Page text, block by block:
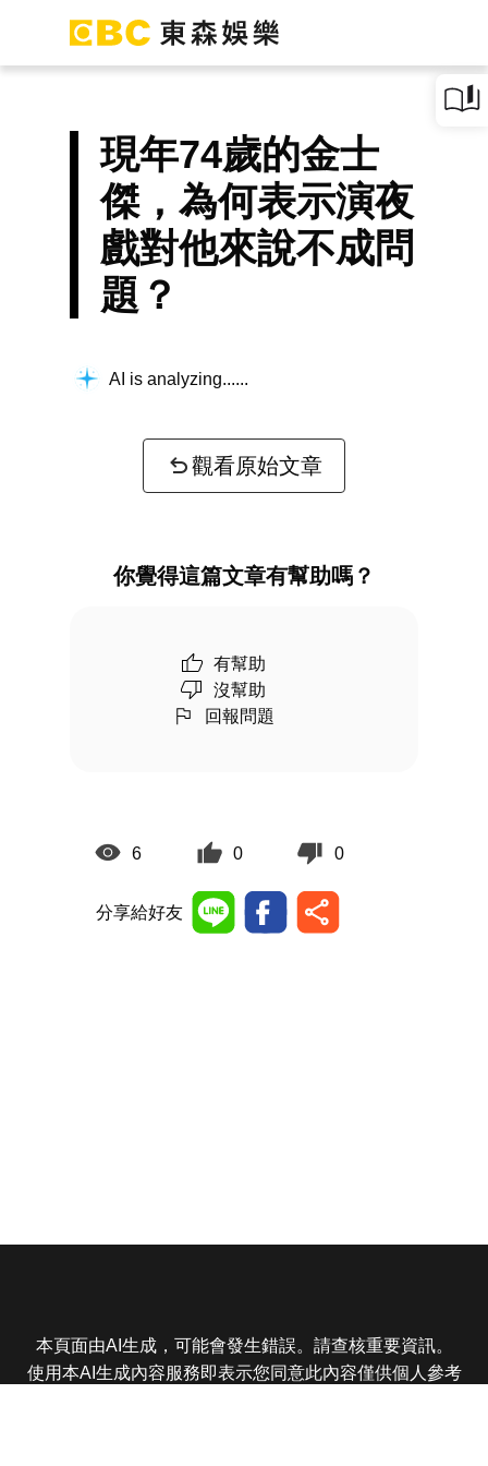
現年74歲的金士
傑，為何表示演夜
戲對他來說不成問
題？
AI is analyzing...
觀看原始文章
你覺得這篇文章有幫助嗎？
有幫助
沒幫助
回報問題
6 0 0
分享給好友
本頁面由AI生成，可能會發生錯誤。請查核重要資訊。
使用本AI生成內容服務即表示您同意此內容僅供個人參考